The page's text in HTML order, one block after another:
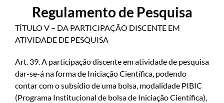
Regulamento de Pesquisa
TÍTULO V – DA PARTICIPAÇÃO DISCENTE EM
ATIVIDADE DE PESQUISA
Art. 39. A participação discente em atividade de pesquisa
dar-se-á na forma de Iniciação Científica, podendo
contar com o subsídio de uma bolsa, modalidade PIBIC
(Programa Institucional de bolsa de Iniciação Científica),